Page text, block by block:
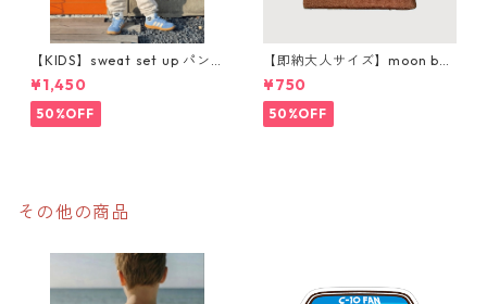
【KIDS】sweat set up パン
ツ購入ページ
¥1,450
50%OFF
【即納大人サイズ】moon bea
nie
¥750
50%OFF
その他の商品